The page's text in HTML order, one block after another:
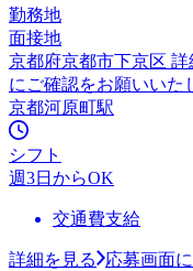
勤務地
面接地
京都府京都市下京区
にご確認をお願いいた
京都河原町駅
シフト
週3日からOK
交通費支給
詳細を見る
応募画面